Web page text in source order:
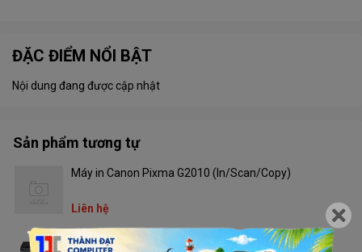
ĐẶC ĐIỂM NỔI BẬT
Nội dung đang được cập nhật
Sản phẩm tương tự
Máy in Canon Pixma G2010 (In/Scan/Copy)
Liên hệ
Máy in Brother DCP - L2520D